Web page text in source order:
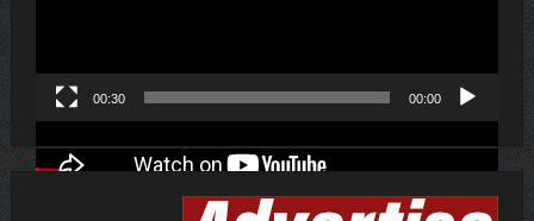
00:00
00:30